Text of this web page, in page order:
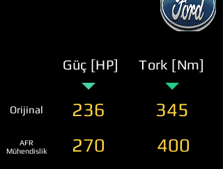
Güç [HP] Tork [Nm]
Orijinal 236 345
AFR
Mühendislik
270 400